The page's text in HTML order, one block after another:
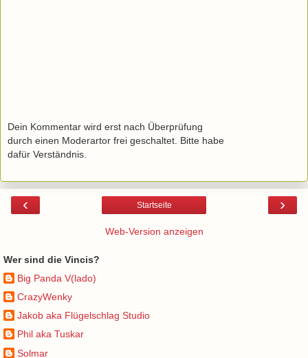
Dein Kommentar wird erst nach Überprüfung
durch einen Moderartor frei geschaltet. Bitte habe
dafür Verständnis.
‹ ›
Startseite
Web-Version anzeigen
Wer sind die Vincis?
Big Panda V(lado)
CrazyWenky
Jakob aka Flügelschlag Studio
Phil aka Tuskar
Solmar